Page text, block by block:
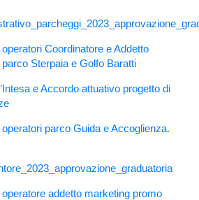
Coordinatore e Addetto
Sterpaia e Golfo Baratti
e Accordo attuativo progetto di
parco Guida e Accoglienza.
addetto marketing promo